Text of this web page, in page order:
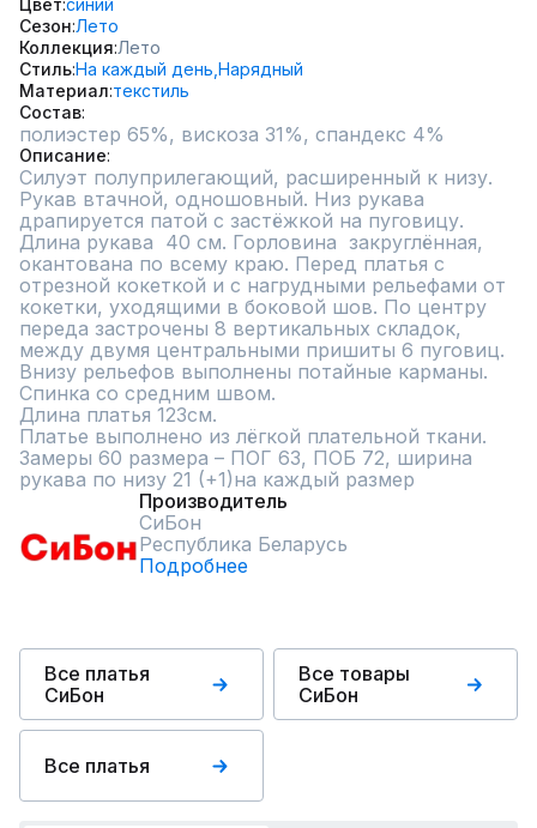
Цвет синий
Сезон Лето
Коллекция Лето
СтильНа каждый день, Нарядный
Материал текстиль
Состав
полиэстер 65%, вискоза 31%, спандекс 4%
Описание
Силуэт полуприлегающий, расширенный к низу.
Рукав втачной, одношовный. Низ рукава
драпируется патой с застёжкой на пуговицу.
Длина рукава  40 см. Горловина  закруглённая,
окантована по всему краю. Перед платья с
отрезной кокеткой и с нагрудными рельефами от
кокетки, уходящими в боковой шов. По центру
переда застрочены 8 вертикальных складок,
между двумя центральными пришиты 6 пуговиц.
Внизу рельефов выполнены потайные карманы.
Спинка со средним швом.
Длина платья 123см.
Платье выполнено из лёгкой плательной ткани.
Замеры 60 размера – ПОГ 63, ПОБ 72, ширина
рукава по низу 21 (+1)на каждый размер
Производитель
СиБон
Республика Беларусь
Подробнее
Все платья
СиБон
Все товары
СиБон
Все платья